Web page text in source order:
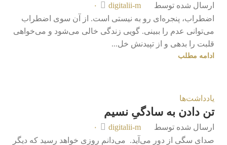
ارسال شده توسط digitalii-m
۰
اضطراب، پنجره‌ای رو به نیستی است. از آن سوی اضطراب
می‌توانی عدم را ببینی. گویی زندگی خالی می‌شود و می‌خواهی
قلبت را بدهی و از تپیدنش خل...
ادامه مطلب
یادداشت‌ها
تن دادن به سادگیِ نسیم
ارسال شده توسط digitalii-m
۰
صدای سگی از دور می‌آید. می‌دانم روزی خواهد رسید که دیگر